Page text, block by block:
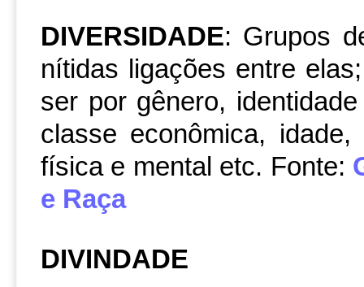
DIVERSIDADE: Grupos
nítidas ligações entre
ser por gênero,
classe econômica,
física e mental etc. Fonte:
e Raça
DIVINDADE